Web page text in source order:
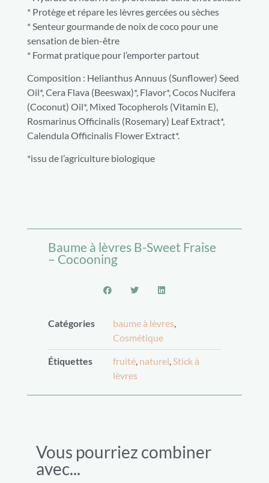
* Protège et répare les lèvres gercées ou sèches
* Senteur gourmande de noix de coco pour une
sensation de bien-être
* Format pratique pour l’emporter partout
Composition : Helianthus Annuus (Sunflower) Seed
Oil*, Cera Flava (Beeswax)*, Flavor*, Cocos Nucifera
(Coconut) Oil*, Mixed Tocopherols (Vitamin E),
Rosmarinus Officinalis (Rosemary) Leaf Extract*,
Calendula Officinalis Flower Extract*.
*issu de l’agriculture biologique
Baume à lèvres B-Sweet Fraise
– Cocooning
Catégories baume à lèvres,
Cosmétique
Étiquettes fruité, naturel,Stick à
lèvres
Vous pourriez combiner
avec...